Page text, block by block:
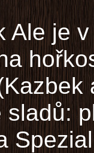
Ale je